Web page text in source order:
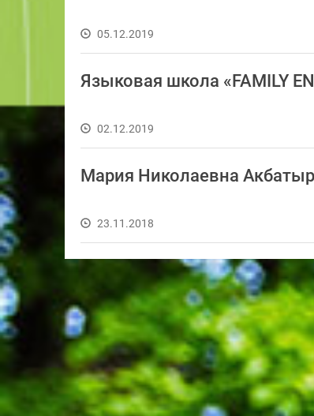
05.12.2019
Языковая школа «FAMILY
02.12.2019
Мария Николаевна
23.11.2018